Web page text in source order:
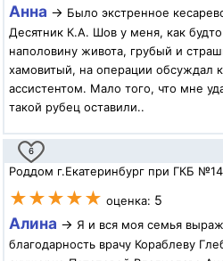
Анна → Было экстренное
Десятник К.А. Шов у меня, как
наполовину живота, грубый и
хамовитый, на операции обсуждал
ассистентом. Мало того, что мне
такой рубец оставили..
6
Роддом г.Екатеринбург при ГКБ
★★★★★ оценка: 5
Алина → Я и вся моя семья
благодарность врачу Кораблеву